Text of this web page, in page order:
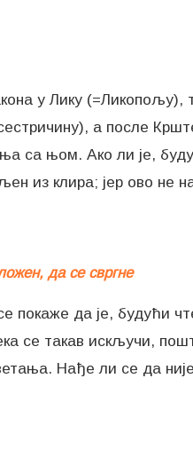
у Лику (=Ликопољу),
а после
са њом. Ако ли је,
из клира; јер ово не
да се свргне
покаже да је, будући
се такав искључи,
Нађе ли се да